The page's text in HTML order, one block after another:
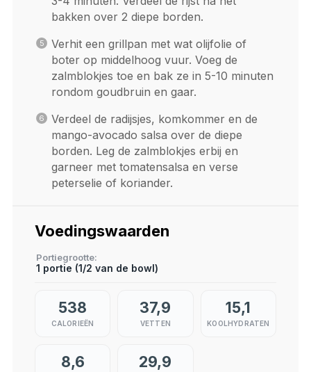
bakken over 2 diepe borden.
Verhit een grillpan met wat olijfolie of
boter op middelhoog vuur. Voeg de
zalmblokjes toe en bak ze in 5-10 minuten
rondom goudbruin en gaar.
Verdeel de radijsjes, komkommer en de
mango-avocado salsa over de diepe
borden. Leg de zalmblokjes erbij en
garneer met tomatensalsa en verse
peterselie of koriander.
Voedingswaarden
Portiegrootte
1 portie (1/2 van de bowl)
538
CALORIEËN
37,9
VETTEN
15,1
KOOLHYDRATEN
8,6 29,9